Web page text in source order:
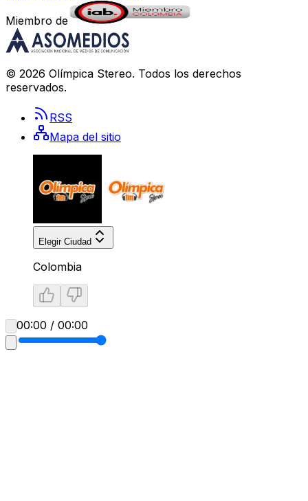
Miembro de
© 2026 Olímpica Stereo. Todos los derechos
reservados.
RSS
Mapa del sitio
Elegir Ciudad
Colombia
00:00 / 00:00